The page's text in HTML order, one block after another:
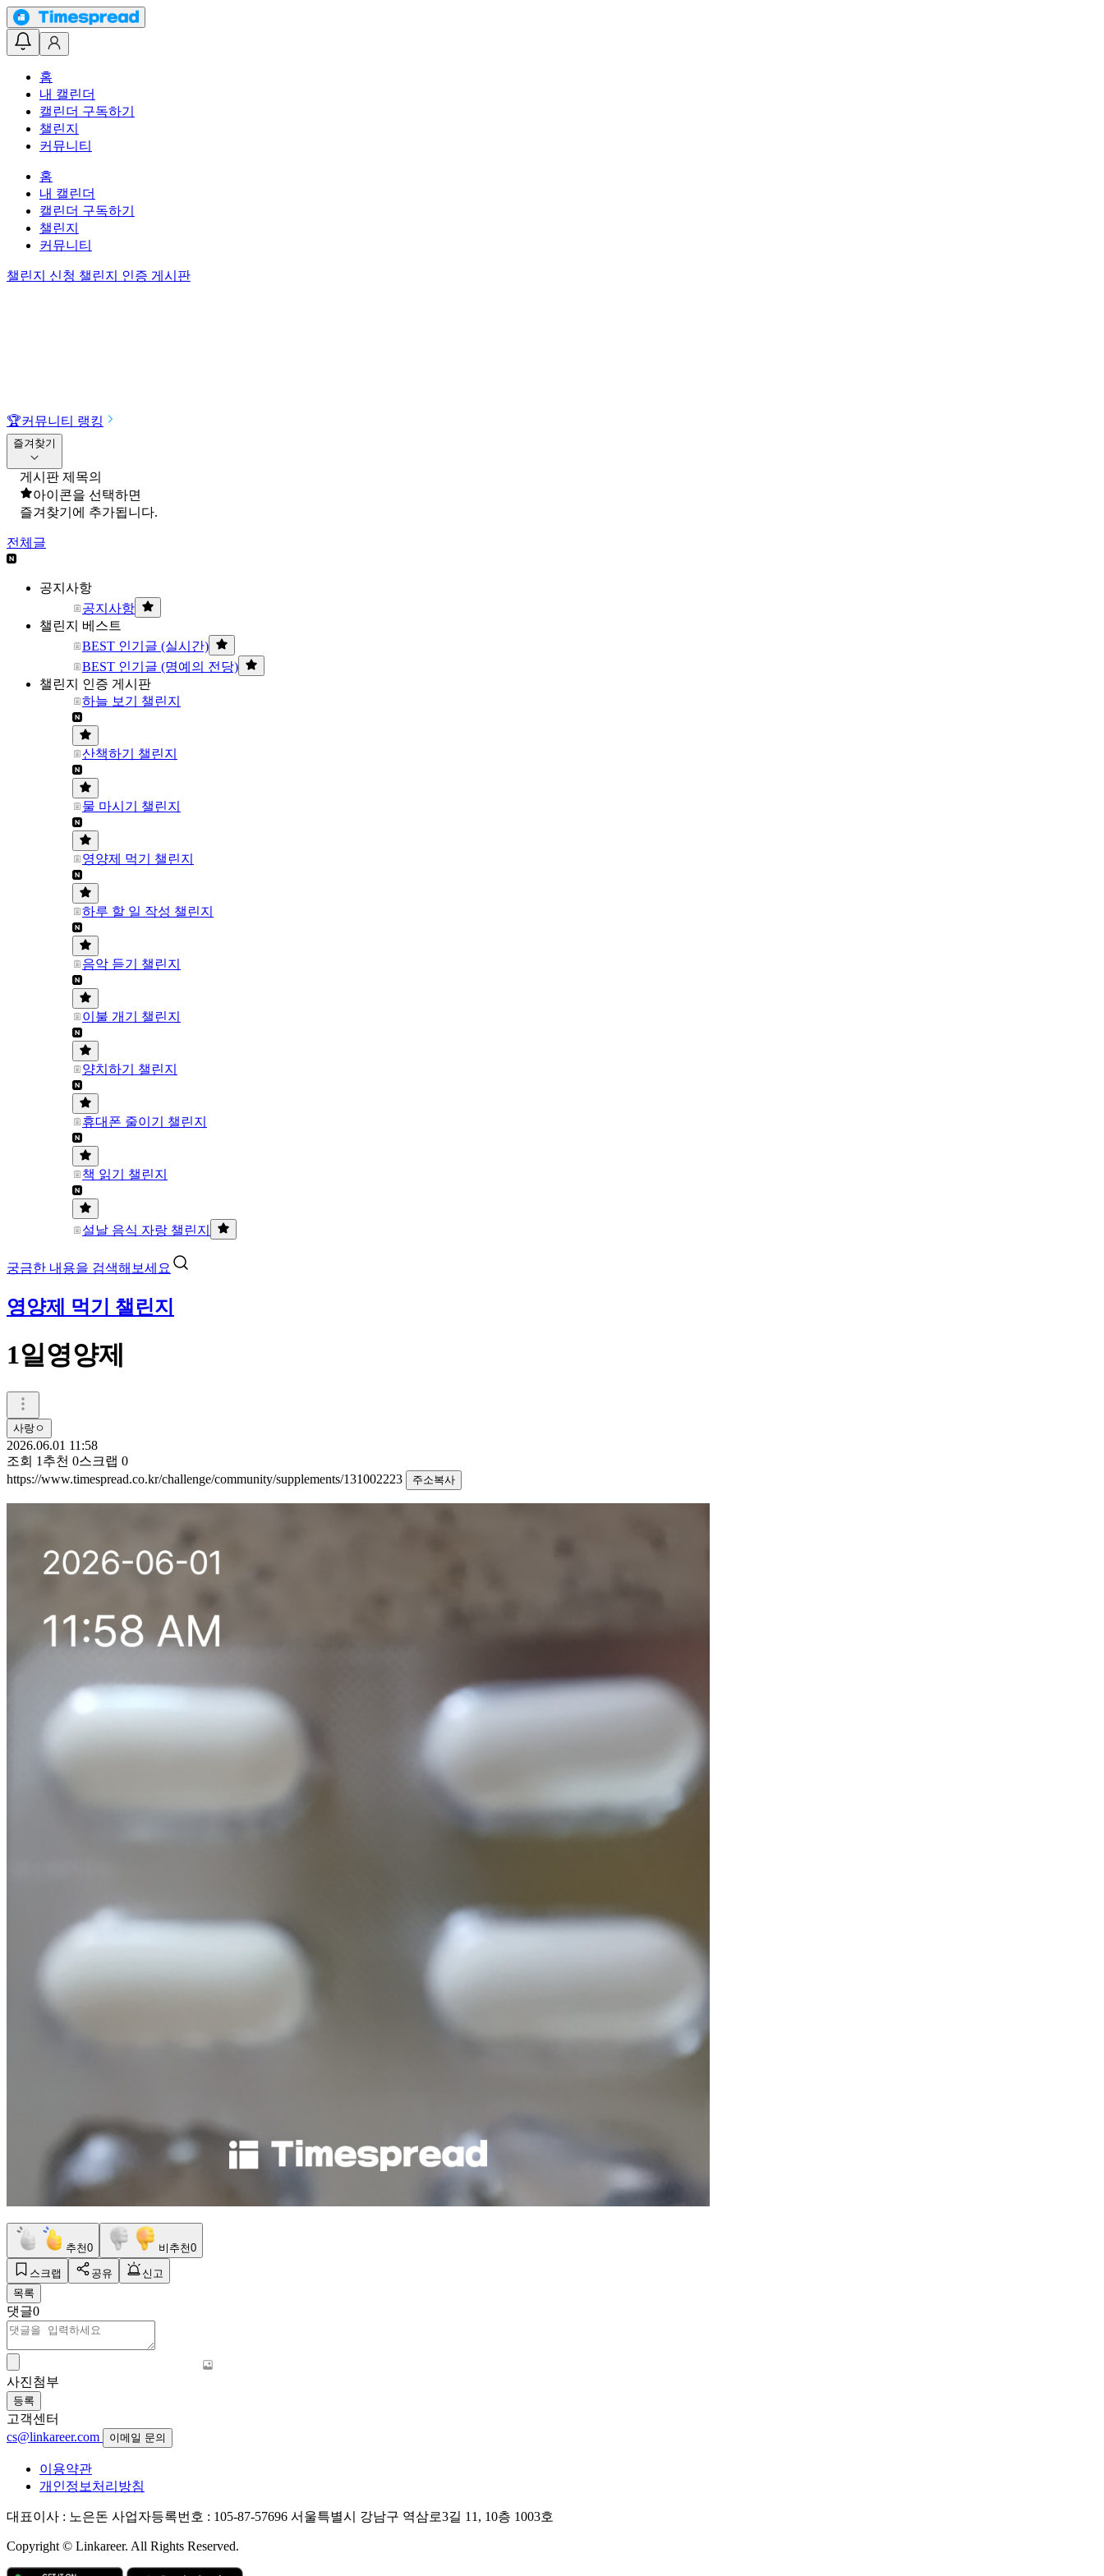
홈
내 캘린더
캘린더 구독하기
챌린지
커뮤니티
홈
내 캘린더
캘린더 구독하기
챌린지
커뮤니티
챌린지 신청 챌린지 인증 게시판
🏆커뮤니티 랭킹
즐겨찾기
게시판 제목의
아이콘을 선택하면
즐겨찾기에 추가됩니다.
전체글
공지사항
공지사항
챌린지 베스트
BEST 인기글 (실시간)
BEST 인기글 (명예의 전당)
챌린지 인증 게시판
하늘 보기 챌린지
산책하기 챌린지
물 마시기 챌린지
영양제 먹기 챌린지
하루 할 일 작성 챌린지
음악 듣기 챌린지
이불 개기 챌린지
양치하기 챌린지
휴대폰 줄이기 챌린지
책 읽기 챌린지
설날 음식 자랑 챌린지
궁금한 내용을 검색해보세요
영양제 먹기 챌린지
1일영양제
사랑ㅇ
2026.06.01 11:58
조회 1 추천 0스크랩 0
https://www.timespread.co.kr/challenge/community/supplements/131002223
주소복사
추천0 비추천0
스크랩 공유
신고
목록
댓글0
사진첨부
등록
고객센터
cs@linkareer.com
이메일 문의
이용약관
개인정보처리방침
대표이사 : 노은돈 사업자등록번호 : 105-87-57696 서울특별시 강남구 역삼로3길 11, 10층 1003호
Copyright © Linkareer. All Rights Reserved.